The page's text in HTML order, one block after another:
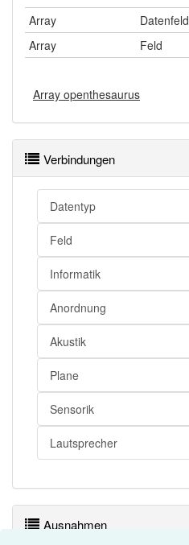
Array
Datenfeld
Array
Feld
Array openthesaurus
Verbindungen
Datentyp
Feld
Informatik
Anordnung
Akustik
Plane
Sensorik
Lautsprecher
Ausnahmen